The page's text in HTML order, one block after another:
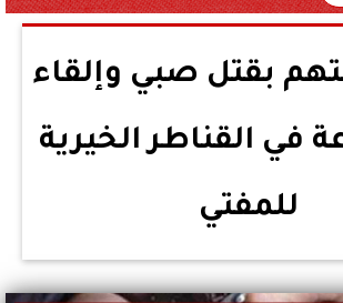
بقتل صبي وإلقاء
في القناطر الخيرية
للمفتي